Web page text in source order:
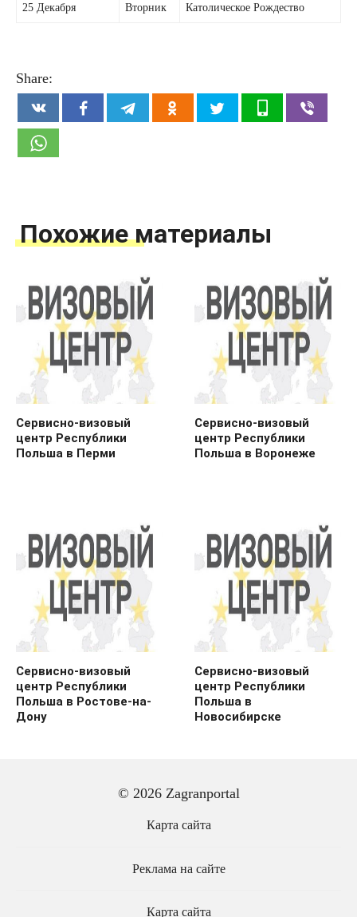
25 Декабря Вторник Католическое Рождество
Share:
Похожие материалы
Сервисно-визовый
центр Республики
Польша в Перми
Сервисно-визовый
центр Республики
Польша в Воронеже
Сервисно-визовый
центр Республики
Польша в Ростове-на-
Дону
Сервисно-визовый
центр Республики
Польша в
Новосибирске
© 2026 Zagranportal
Карта сайта
Реклама на сайте
Карта сайта